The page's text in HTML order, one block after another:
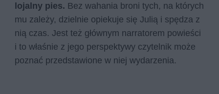
lojalny pies. Bez wahania broni tych, na których
mu zależy, dzielnie opiekuje się Julią i spędza z
nią czas. Jest też głównym narratorem powieści
i to właśnie z jego perspektywy czytelnik może
poznać przedstawione w niej wydarzenia.